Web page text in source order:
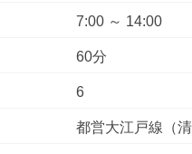
7:00 ～ 14:00
60分
6
都営大江戸線（